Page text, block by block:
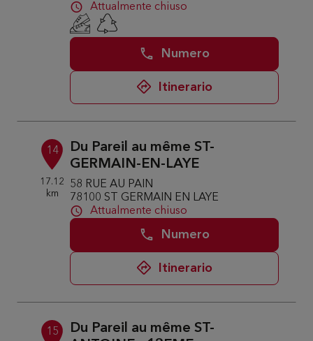
Attualmente chiuso
Numero
Itinerario
14
17.12
km
Du Pareil au même ST-
GERMAIN-EN-LAYE
58 RUE AU PAIN
78100 ST GERMAIN EN LAYE
Attualmente chiuso
Numero
Itinerario
15
Du Pareil au même ST-